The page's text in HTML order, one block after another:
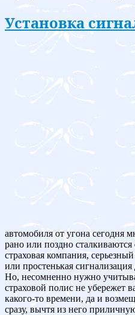
Установка
автомобиля от угона сегодня
рано или поздно
страховая компания,
или простенькая сигнализация
Но, несомненно нужно
страховой полис не убережет
какого-то времени, да и
сразу, вычтя из него